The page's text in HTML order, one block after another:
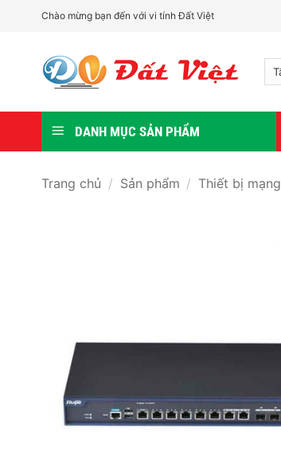
Chào mừng bạn đến với vi tính Đất Việt
DANH MỤC SẢN PHẨM
Trang chủ / Sản phẩm / Thiết bị mạng